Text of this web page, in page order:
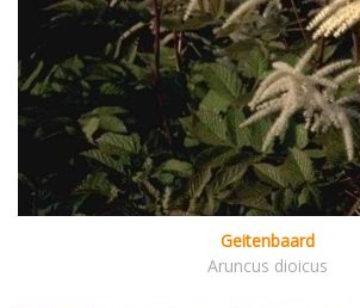
Geitenbaard
Aruncus dioicus